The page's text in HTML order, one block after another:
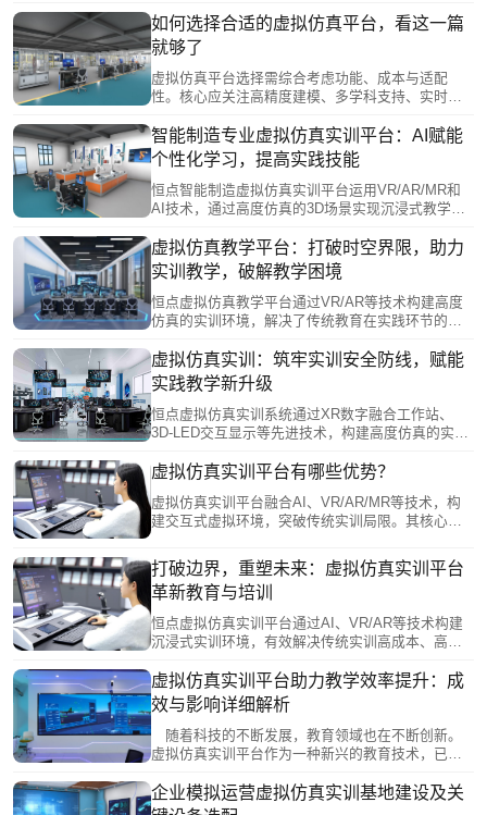
字孪生、VR/MR等技术，实现多终端接入与协同实
训，支持个性化学习路径规划与虚实结合实操训
练，显著提升教学精准度和资源利用率。通过数据
驱动教学管理、深化产教融合，该平台推动职业教
育向高效、精准、开放方向转型，为培养新时代技
如何选择合适的虚拟仿真平台，看这一篇
就够了
虚拟仿真平台选择需综合考虑功能、成本与适配
性。核心应关注高精度建模、多学科支持、实时交
等特点。教育领域需强化交互性与数据分析，职业
培训要注重安全场景模拟。长期来看，平台应减少
物理损耗并支持技术更新。恒点虚拟仿真平台表
明，结合学科需求和虚实融合技术，选择最适配而
非最优的方案，才能有效推动数字化转型。
智能制造专业虚拟仿真实训平台：AI赋能
个性化学习，提高实践技能
恒点智能制造虚拟仿真实训平台运用VR/AR/MR和
AI技术，通过高度仿真的3D场景实现沉浸式教学。
本等痛点，支持多终端协同操作和个性化智能评
估。AI系统能动态调整实训难度，模拟各类故障场
景，并实时反馈操作错误，构建"虚实融合"的智能制
造人才培养体系，推动职业教育数字化转型。
虚拟仿真教学平台：打破时空界限，助力
实训教学，破解教学困境
恒点虚拟仿真教学平台通过VR/AR等技术构建高度
仿真的实训环境，解决了传统教育在实践环节的困
和多用户协作，并借助5G、AI等新技术实现教育资
源共享和精准教学评估。相比传统模式，虚拟仿真
教学突破了空间、成本和安全的限制，使学习者能
够反复练习高风险操作，显著提升了教学效率和公
平性，正在重塑现代教育模式。
虚拟仿真实训：筑牢实训安全防线，赋能
实践教学新升级
恒点虚拟仿真实训系统通过XR数字融合工作站、
3D-LED交互显示等先进技术，构建高度仿真的实训
路连接等高风险操作，通过大空间协同系统实现团
系统突破时空限制，记录操作数据辅助教学分析，
既保障实训安全，又提升教学质量，为培养技能人
虚拟仿真实训平台有哪些优势？
虚拟仿真实训平台融合AI、VR/AR/MR等技术，构
建交互式虚拟环境，突破传统实训局限。其核心优
降低设备与场地成本；3）突破时空限制，实现远程
实践；4）通过数字孪生实现虚实交互；5）AI驱动
的个性化学习与即时反馈。该平台为职业教育提供
安全、高效、经济的创新培养模式，尤其适用于医
疗、工程等专业领域。
打破边界，重塑未来：虚拟仿真实训平台
革新教育与培训
恒点虚拟仿真实训平台通过AI、VR/AR等技术构建
沉浸式实训环境，有效解决传统实训高成本、高风
真场景模拟、交互式实操训练和个性化课程设置，
实现"以虚助实"的实训效果。其五大优势包括：安全
零风险、降本增效、突破时空限制、标准化与个性
化统一、数据驱动评估。未来将结合AI和元宇宙技
术持续升级，成为重构实践教学体系的重要载体。
虚拟仿真实训平台助力教学效率提升：成
效与影响详细解析
随着科技的不断发展，教育领域也在不断创新。
虚拟仿真实训平台作为一种新兴的教育技术，已经
讨虚拟仿真实训平台在提升教学效率方面的成效与
影响。
企业模拟运营虚拟仿真实训基地建设及关